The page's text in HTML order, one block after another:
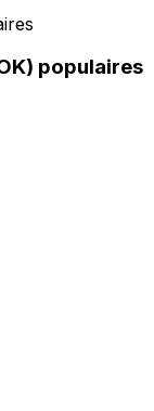
populaires